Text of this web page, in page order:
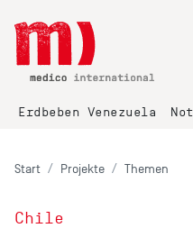
Erdbeben Venezuela
Start Projekte Themen
Chile